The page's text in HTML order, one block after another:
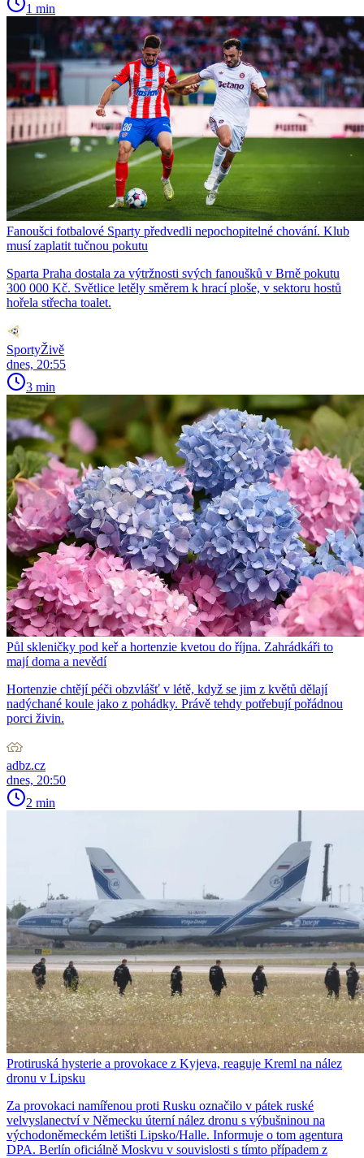
1 min
Fanoušci fotbalové Sparty předvedli nepochopitelné chování. Klub
musí zaplatit tučnou pokutu
Sparta Praha dostala za výtržnosti svých fanoušků v Brně pokutu
300 000 Kč. Světlice letěly směrem k hrací ploše, v sektoru hostů
hořela střecha toalet.
SportyŽivě
dnes, 20:55
3 min
Půl skleničky pod keř a hortenzie kvetou do října. Zahrádkáři to
mají doma a nevědí
Hortenzie chtějí péči obzvlášť v létě, když se jim z květů dělají
nadýchané koule jako z pohádky. Právě tehdy potřebují pořádnou
porci živin.
adbz.cz
dnes, 20:50
2 min
Protiruská hysterie a provokace z Kyjeva, reaguje Kreml na nález
dronu v Lipsku
Za provokaci namířenou proti Rusku označilo v pátek ruské
velvyslanectví v Německu úterní nález dronu s výbušninou na
východoněmeckém letišti Lipsko/Halle. Informuje o tom agentura
DPA. Berlín oficiálně Moskvu v souvislosti s tímto případem z